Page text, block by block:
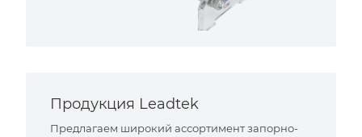
Продукция Leadtek
Предлагаем широкий ассортимент запорно-